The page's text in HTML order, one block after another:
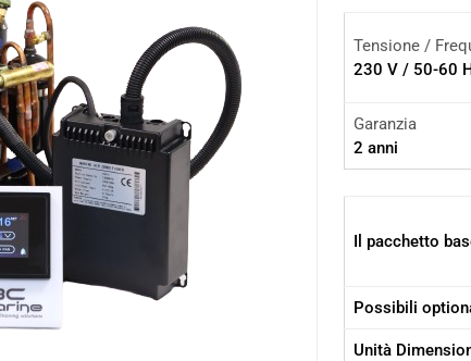
Tensione /
230 V / 50-60
Garanzia
2 anni
Il pacchetto
Possibili
Unità